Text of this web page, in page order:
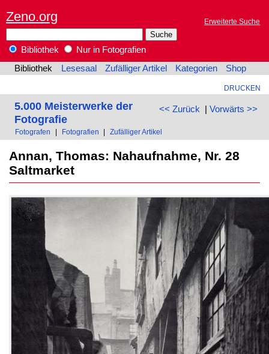
Zeno.org Erweiterte Suche
Bibliothek
Nur in Fotografien
Bibliothek
Lesesaal Zufälliger Artikel Kategorien Shop
DRUCKEN
<< Zurück | Vorwärts >>
5.000 Meisterwerke der
Fotografie
Fotografen Fotografien Zufälliger Artikel
Annan, Thomas: Nahaufnahme, Nr. 28
Saltmarket